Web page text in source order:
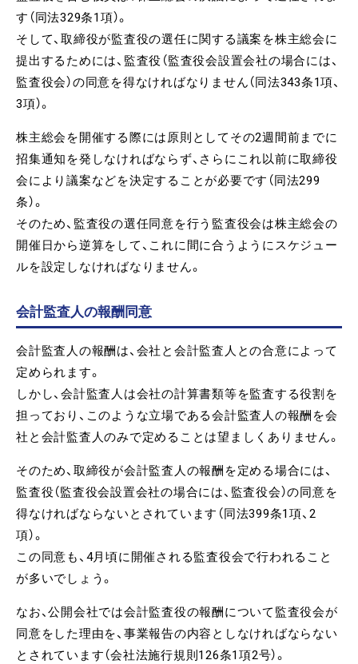
す（同法329条1項）。
そして、取締役が監査役の選任に関する議案を株主総会に
提出するためには、監査役（監査役会設置会社の場合には、
監査役会）の同意を得なければなりません（同法343条1項、
3項）。
株主総会を開催する際には原則としてその2週間前までに
招集通知を発しなければならず、さらにこれ以前に取締役
会により議案などを決定することが必要です（同法299
条）。
そのため、監査役の選任同意を行う監査役会は株主総会の
開催日から逆算をして、これに間に合うようにスケジュー
ルを設定しなければなりません。
会計監査人の報酬同意
会計監査人の報酬は、会社と会計監査人との合意によって
定められます。
しかし、会計監査人は会社の計算書類等を監査する役割を
担っており、このような立場である会計監査人の報酬を会
社と会計監査人のみで定めることは望ましくありません。
そのため、取締役が会計監査人の報酬を定める場合には、
監査役（監査役会設置会社の場合には、監査役会）の同意を
得なければならないとされています（同法399条1項、2
項）。
この同意も、4月頃に開催される監査役会で行われること
が多いでしょう。
なお、公開会社では会計監査役の報酬について監査役会が
同意をした理由を、事業報告の内容としなければならない
とされています（会社法施行規則126条1項2号）。